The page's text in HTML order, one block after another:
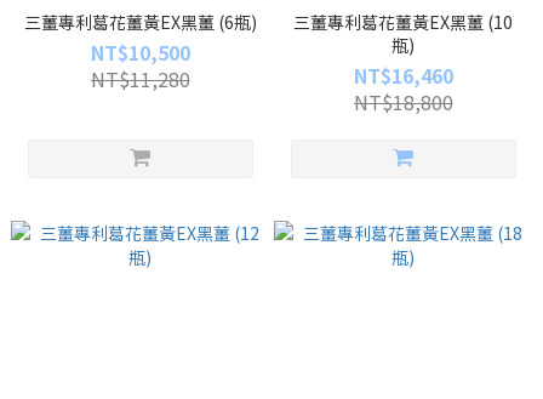
三薑專利葛花薑黃EX黑薑 (6瓶)
NT$10,500
NT$11,280
三薑專利葛花薑黃EX黑薑 (10
瓶)
NT$16,460
NT$18,800